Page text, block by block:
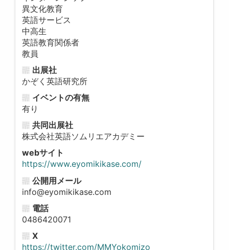
異文化教育
英語サービス
中高生
英語教育関係者
教員
出展社
かぞく英語研究所
イベントの有無
有り
共同出展社
株式会社英語ソムリエアカデミー
webサイト
https://www.eyomikikase.com/
公開用メール
info@eyomikikase.com
電話
0486420071
X
https://twitter.com/MMYokomizo